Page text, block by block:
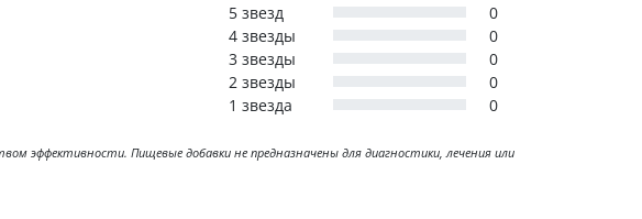
5 звезд
0
4 звезды
0
3 звезды
0
2 звезды
0
1 звезда
0
Пищевые добавки не предназначены для диагностики, лечения или